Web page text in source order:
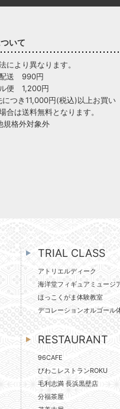
いて
により異なります。
配送 990円
ル便 1,200円
につき11,000円(税込)以上お買い
合は送料無料となります。
規格外対象外
TRIAL CLASS
アトリエルディーク
海洋堂フィギュアミュージ
ほっこくがま体験教室
デコレーションオルゴール
RESTAURANT
96CAFE
びわこレストランROKU
毛利志満 長浜黒壁店
分福茶屋